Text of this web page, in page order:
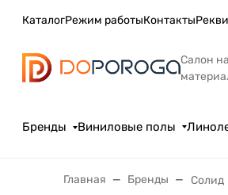
КаталогРежим работыКонтакты
Салон
Бренды Виниловые полы
Главная Бренды Солид